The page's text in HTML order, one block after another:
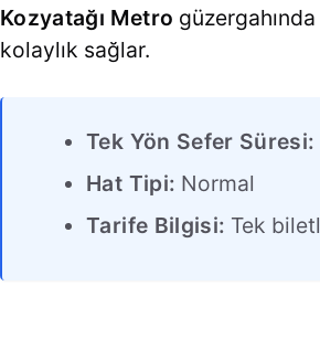
Kozyatağı Metro
kolaylık sağlar.
Tek Yön Sefer Süresi:
Hat Tipi: Normal
Tarife Bilgisi: Tek